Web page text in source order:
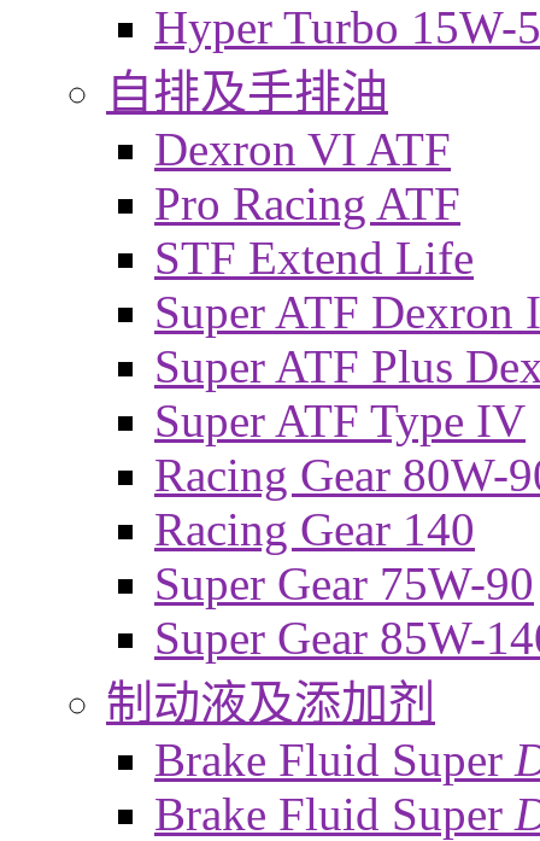
Hyper Turbo 15W-
自排及手排油
Dexron VI ATF
Pro Racing ATF
STF Extend Life
Super ATF Dexron
Super ATF Plus
Super ATF Type IV
Racing Gear 80W-
Racing Gear 140
Super Gear 75W-90
Super Gear 85W-
制动液及添加剂
Brake Fluid Super
Brake Fluid Super